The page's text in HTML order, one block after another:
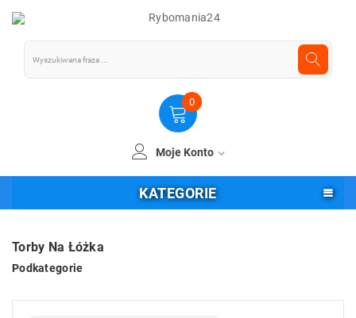
0
Moje Konto
KATEGORIE
Torby Na Łóżka
Podkategorie